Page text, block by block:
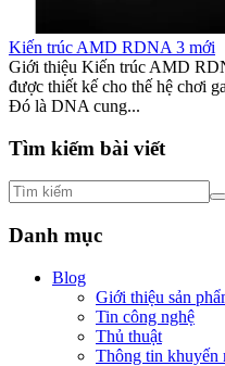
Kiến trúc AMD RDNA 3 mới
Giới thiệu Kiến trúc AMD
được thiết kế cho thế hệ chơi
Đó là DNA cung...
Tìm kiếm bài viết
Danh mục
Blog
Giới thiệu sản
Tin công nghệ
Thủ thuật
Thông tin khuyến